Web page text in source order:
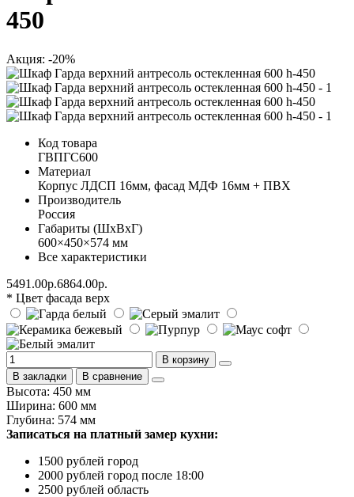
450
Акция: -20%
Код товара
ГВПГС600
Материал
Корпус ЛДСП 16мм, фасад МДФ 16мм + ПВХ
Производитель
Россия
Габариты (ШхВхГ)
600×450×574 мм
Все характеристики
5491.00р.6864.00р.
* Цвет фасада верх
В корзину
В закладки
В сравнение
Высота: 450 мм
Ширина: 600 мм
Глубина: 574 мм
Записаться на платный замер кухни:
1500 рублей город
2000 рублей город после 18:00
2500 рублей область